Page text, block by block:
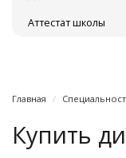
Аттестат школы
Главная
Купить